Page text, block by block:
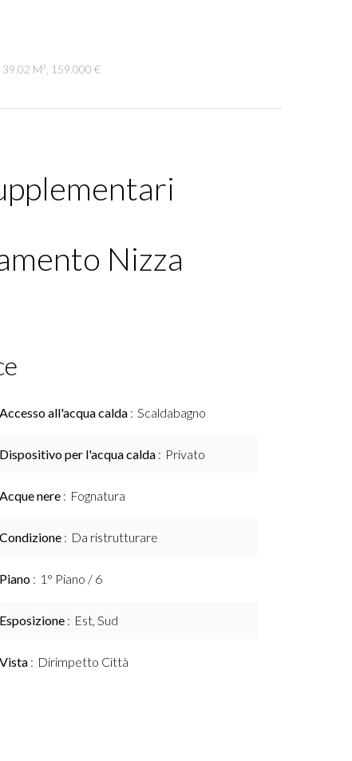
M², 159.000 €
Nizza
Accesso all'acqua calda Scaldabagno
Dispositivo per l'acqua calda Privato
Acque nere Fognatura
Condizione Da ristrutturare
Piano 1° Piano / 6
Esposizione Est, Sud
Vista Dirimpetto Città